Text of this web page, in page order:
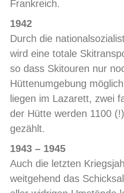
Frankreich.
1942
Durch die
wird eine totale
so dass Skitouren nur
Hüttenumgebung
liegen im Lazarett, zwei
der Hütte werden 1100
gezählt.
1943 – 1945
Auch die letzten
weitgehend das